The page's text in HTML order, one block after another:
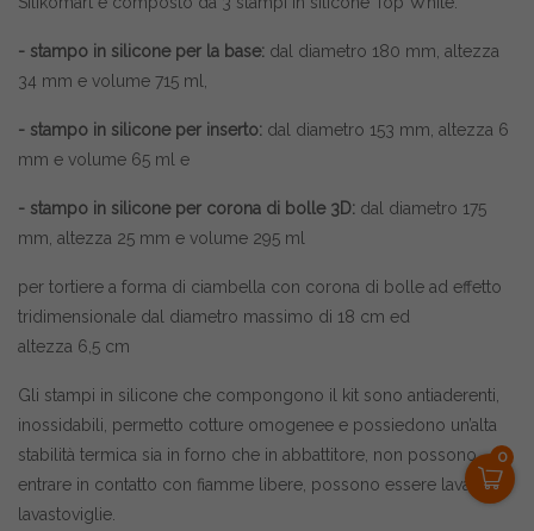
0
- stampo in silicone per la base: dal diametro 180 mm, altezza
34 mm e volume 715 ml,
- stampo in silicone per inserto: dal diametro 153 mm, altezza 6
mm e volume 65 ml e
- stampo in silicone per corona di bolle 3D: dal diametro 175
mm, altezza 25 mm e volume 295 ml
per tortiere a forma di ciambella con corona di bolle ad effetto
tridimensionale dal diametro massimo di 18 cm ed
altezza 6,5 cm
Gli stampi in silicone che compongono il kit sono antiaderenti,
inossidabili, permetto cotture omogenee e possiedono un’alta
stabilità termica sia in forno che in abbattitore, non possono
entrare in contatto con fiamme libere, possono essere lavati in
lavastoviglie.